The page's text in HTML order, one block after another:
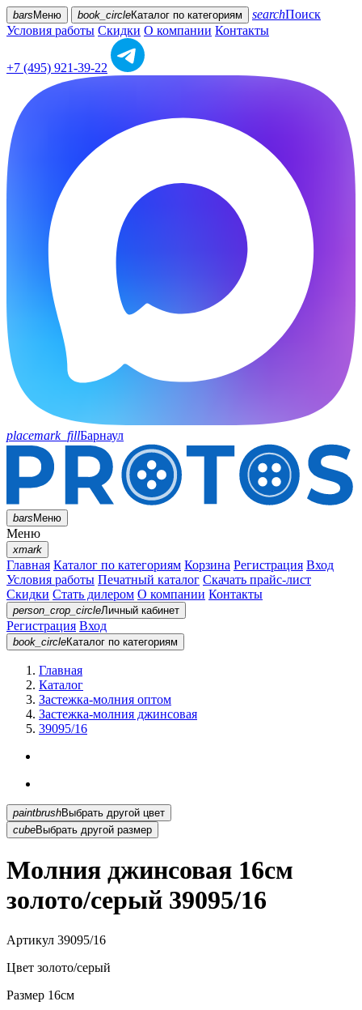
bars Меню book_circleКаталог по категориям searchПоиск
Условия работы Скидки О компании Контакты
+7 (495) 921-39-22
placemark_fillБарнаул
barsМеню
Меню
xmark
Главная Каталог по категориям Корзина Регистрация Вход
Условия работы Печатный каталог Скачать прайс-лист
Скидки Стать дилером О компании Контакты
person_crop_circleЛичный кабинет
Регистрация Вход
book_circleКаталог по категориям
Главная
Каталог
Застежка-молния оптом
Застежка-молния джинсовая
39095/16
paintbrush
Выбрать другой цвет
cubeВыбрать другой размер
Молния джинсовая 16см
золото/серый 39095/16
Артикул 39095/16
Цвет золото/серый
Размер 16см